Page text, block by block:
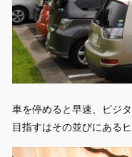
車を停めると早速、ビジ
目指すはその並びにある